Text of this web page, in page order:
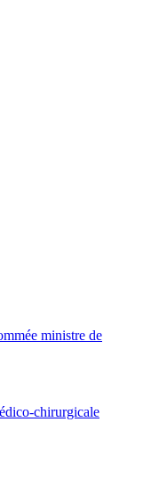
ministre de
chirurgicale